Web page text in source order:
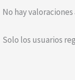
No hay valoraciones
Solo los usuarios